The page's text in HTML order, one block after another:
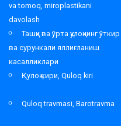
va tomoq, miroplastikani
davolash
Ташқи ва ўрта қулоқнинг ўткир
ва сурункали яллиғланиш
касалликлари
Қулоқ кири, Quloq kiri
Quloq travmasi, Barotravma